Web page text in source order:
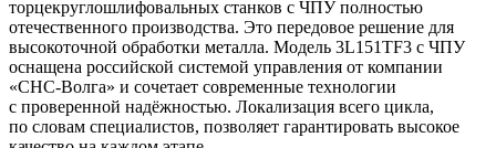
торцекруглошлифовальных станков с ЧПУ полностью
отечественного производства. Это передовое решение для
высокоточной обработки металла. Модель 3L151ТF3 с ЧПУ
оснащена российской системой управления от компании
«СНС-Волга» и сочетает современные технологии
с проверенной надёжностью. Локализация всего цикла,
по словам специалистов, позволяет гарантировать высокое